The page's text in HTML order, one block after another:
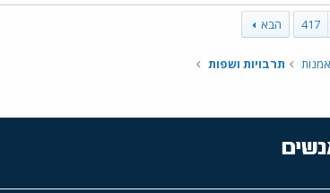
417 הבא
תרבויות ושפות